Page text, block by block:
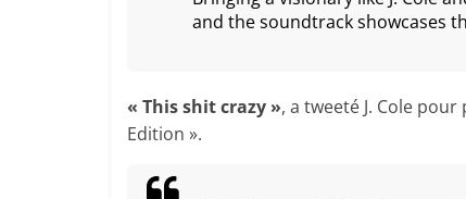
and the soundtrack showcases
« This shit crazy », a tweeté J. Cole
Edition ».